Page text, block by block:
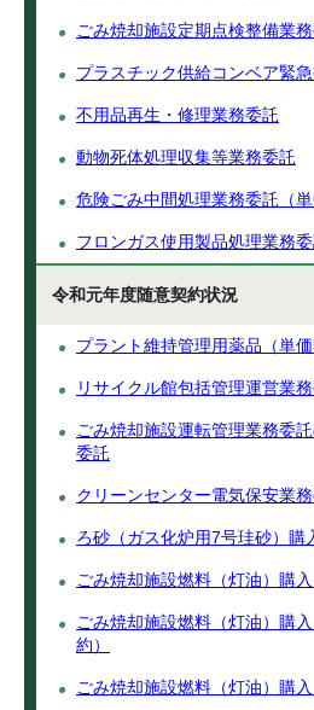
ごみ焼却施設定期点検整備業
プラスチック供給コンベア緊
不用品再生・修理業務委託
動物死体処理収集等業務委託
危険ごみ中間処理業務委託（単
フロンガス使用製品処理業務委
令和元年度随意契約状況
プラント維持管理用薬品（単価
リサイクル館包括管理運営業
ごみ焼却施設運転管理業務委
委託
クリーンセンター電気保安業
ろ砂（ガス化炉用7号珪砂）購
ごみ焼却施設燃料（灯油）購入
ごみ焼却施設燃料（灯油）購
約）
ごみ焼却施設燃料（灯油）購入